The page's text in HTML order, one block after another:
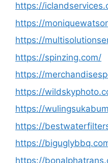
https://
https://
https://
https://spinzing.com/
https://
https://
https://
https://
https://
https://